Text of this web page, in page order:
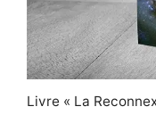
Livre « La